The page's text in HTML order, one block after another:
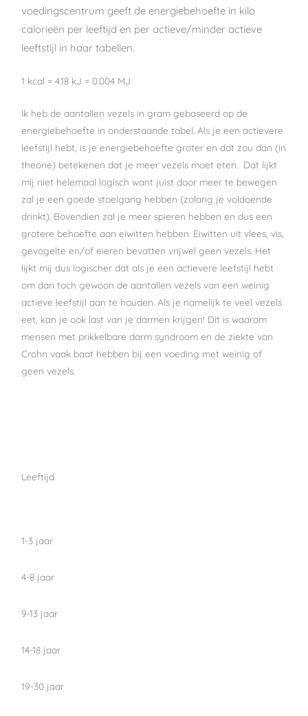
voedingscentrum geeft de energiebehoefte in kilo
calorieën per leeftijd en per actieve/minder actieve
leeftstijl in haar tabellen.
1 kcal = 4.18 kJ = 0.004 MJ
Ik heb de aantallen vezels in gram gebaseerd op de
energiebehoefte in onderstaande tabel. Als je een actievere
leefstijl hebt, is je energiebehoefte groter en dat zou dan (in
theorie) betekenen dat je meer vezels moet eten. Dat lijkt
mij niet helemaal logisch want juist door meer te bewegen
zal je een goede stoelgang hebben (zolang je voldoende
drinkt). Bovendien zal je meer spieren hebben en dus een
grotere behoefte aan eiwitten hebben. Eiwitten uit vlees, vis,
gevogelte en/of eieren bevatten vrijwel geen vezels. Het
lijkt mij dus logischer dat als je een actievere leefstijl hebt
om dan toch gewoon de aantallen vezels van een weinig
actieve leefstijl aan te houden. Als je namelijk te veel vezels
eet, kan je ook last van je darmen krijgen! Dit is waarom
mensen met prikkelbare darm syndroom en de ziekte van
Crohn vaak baat hebben bij een voeding met weinig of
geen vezels.
Leeftijd
1-3 jaar
4-8 jaar
9-13 jaar
14-18 jaar
19-30 jaar